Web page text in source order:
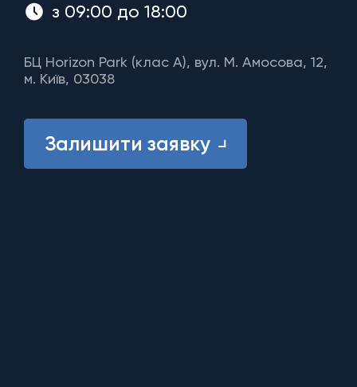
з 09:00 до 18:00
БЦ Horizon Park (клас A), вул. М. Амосова, 12,
м. Київ, 03038
Залишити заявку